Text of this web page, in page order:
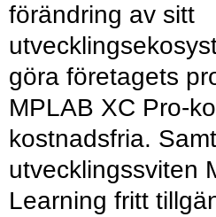
förändring av sitt
göra företagets
MPLAB XC Pro-
kostnadsfria.
utvecklingssviten
Learning fritt